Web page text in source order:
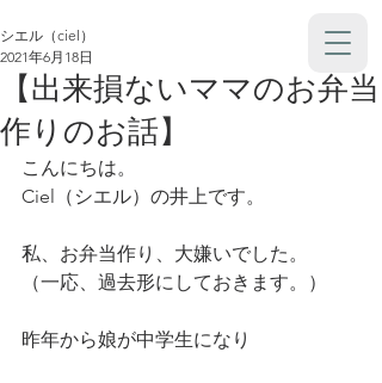
【出来損ないママのお弁当
作りのお話】
シエル（ciel）
2021年6月18日
こんにちは。
Ciel（シエル）の井上です。
私、お弁当作り、大嫌いでした。
（一応、過去形にしておきます。）
昨年から娘が中学生になり